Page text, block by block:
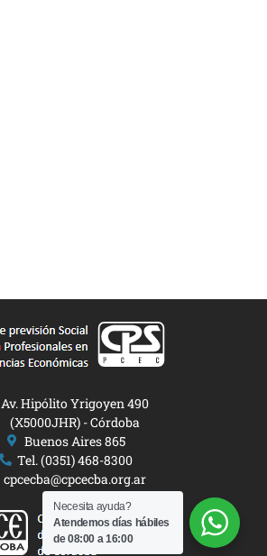
Av. Hipólito Yrigoyen 490
(X5000JHR) - Córdoba
Buenos Aires 865
Tel. (0351) 468-8300
cpcecba@cpcecba.org.ar
Necesita ayuda?
Atendemos días hábiles
de 08:00 a 16:00